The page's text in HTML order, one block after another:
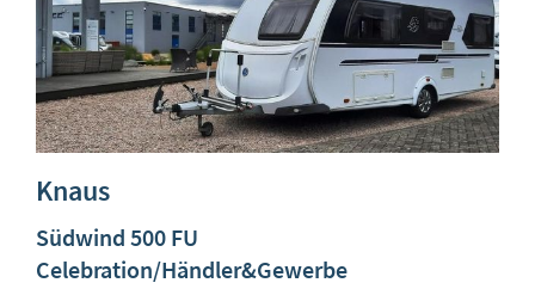
Knaus
Südwind 500 FU
Celebration/Händler&Gewerbe